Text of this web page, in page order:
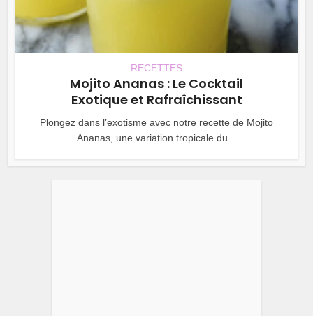
RECETTES
Mojito Ananas : Le Cocktail
Exotique et Rafraîchissant
Plongez dans l’exotisme avec notre recette de Mojito
Ananas, une variation tropicale du...